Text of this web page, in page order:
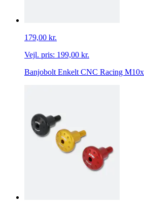
179,00 kr.
Vejl. pris: 199,00 kr.
Banjobolt Enkelt CNC Racing